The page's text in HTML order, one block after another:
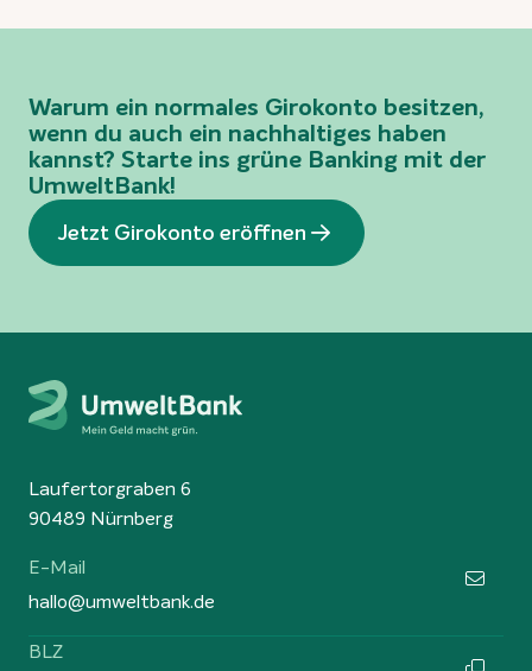
Warum ein normales Girokonto besitzen,
wenn du auch ein nachhaltiges haben
kannst? Starte ins grüne Banking mit der
UmweltBank!
Jetzt Girokonto eröffnen
Laufertorgraben 6
90489 Nürnberg
E-Mail
hallo@umweltbank.de
BLZ